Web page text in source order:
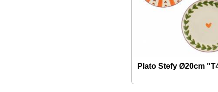
Plato Stefy Ø20cm